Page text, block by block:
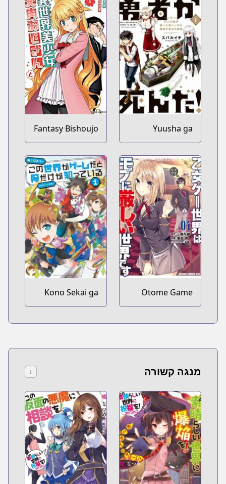
Yuusha ga
Shinda!:
Murabito no Ore
ga Hotta
Otoshiana ni
Yuusha ga
Ochita Kekka.
Fantasy Bishoujo
Juniku Ojisan to
Otome Game
Sekai wa Mob ni
Kono Sekai ga
Game da to Ore
מנגה קשורה ↓